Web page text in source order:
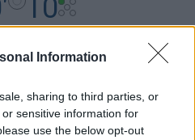
Information
sharing to third parties, or
sensitive information for
use the below opt-out
10